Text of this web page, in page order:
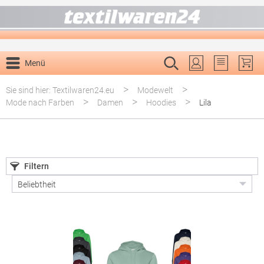
Menü
Du hast 0
Sie sind hier: Textilwaren24.eu
> Modewelt >
Mode nach Farben > Damen > Hoodies > Lila
Filtern